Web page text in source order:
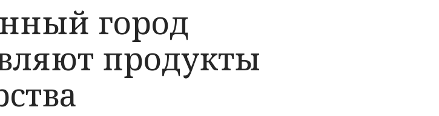
город
продукты